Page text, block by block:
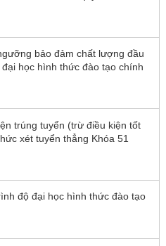
bảo đảm chất lượng đầu
học hình thức đào tạo chính
trúng tuyển (trừ điều kiện tốt
xét tuyển thẳng Khóa 51
độ đại học hình thức đào tạo